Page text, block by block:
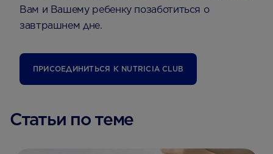
Вам и Вашему ребенку позаботиться о
завтрашнем дне.
ПРИСОЕДИНИТЬСЯ К NUTRICIA CLUB
Статьи по теме